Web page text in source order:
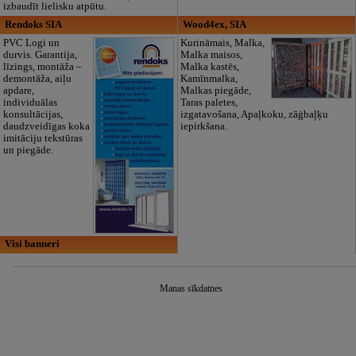
izbaudīt lielisku atpūtu.
Rendoks SIA
PVC Logi un
durvis. Garantija,
līzings, montāža –
demontāža, aiļu
apdare,
individuālas
konsultācijas,
daudzveidīgas koka
imitāciju tekstūras
un piegāde.
Wood4ex, SIA
Kurināmais, Malka,
Malka maisos,
Malka kastēs,
Kamīnmalka,
Malkas piegāde,
Taras paletes,
izgatavošana, Apaļkoku, zāģbaļķu
iepirkšana.
Visi banneri
Manas sīkdatnes